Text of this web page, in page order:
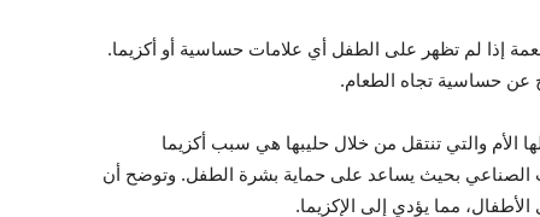
إذا لم تظهر على الطفل أي علامات حساسية أو أكزيما.
عن حساسية تجاه الطعام.
الأم والتي تنتقل من خلال حليبها هي سبب أكزيما
الصناعي بحيث يساعد على حماية بشرة الطفل. وتوضح أن
مما يؤدي إلى الإكزيما.